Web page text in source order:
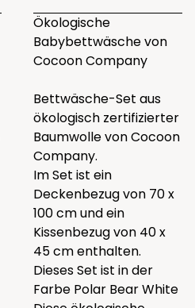
Ökologische
Babybettwäsche von
Cocoon Company
Bettwäsche-Set aus
ökologisch zertifizierter
Baumwolle von Cocoon
Company.
Im Set ist ein
Deckenbezug von 70 x
100 cm und ein
Kissenbezug von 40 x
45 cm enthalten.
Dieses Set ist in der
Farbe Polar Bear White